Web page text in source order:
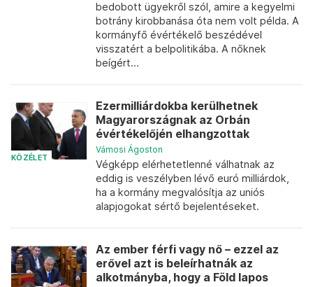
bedobott ügyekről szól, amire a kegyelmi
botrány kirobbanása óta nem volt példa. A
kormányfő évértékelő beszédével
visszatért a belpolitikába. A nőknek
beígért...
KÖZÉLET
Ezermilliárdokba kerülhetnek
Magyarországnak az Orbán
évértékelőjén elhangzottak
Vámosi Ágoston
Végképp elérhetetlenné válhatnak az
eddig is veszélyben lévő euró milliárdok,
ha a kormány megvalósítja az uniós
alapjogokat sértő bejelentéseket.
Az ember férfi vagy nő – ezzel az
erővel azt is beleírhatnák az
alkotmányba, hogy a Föld lapos